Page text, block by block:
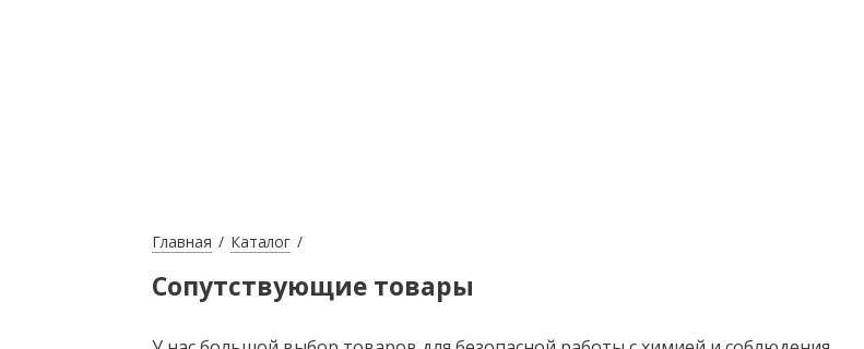
Главная Каталог
Сопутствующие товары